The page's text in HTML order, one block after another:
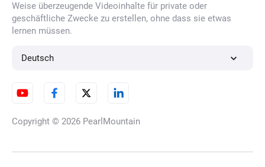
Weise überzeugende Videoinhalte für private oder
geschäftliche Zwecke zu erstellen, ohne dass sie etwas
lernen müssen.
Deutsch
Copyright © 2026 PearlMountain